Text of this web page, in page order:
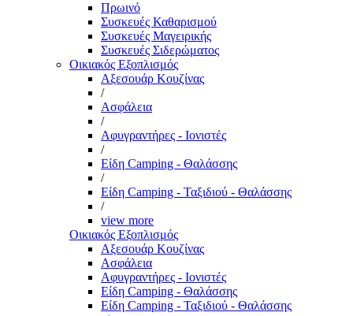
Πρωινό
Συσκευές Καθαρισμού
Συσκευές Μαγειρικής
Συσκευές Σιδερώματος
Οικιακός Εξοπλισμός
Αξεσουάρ Κουζίνας
/
Ασφάλεια
/
Αφυγραντήρες - Ιονιστές
/
Είδη Camping - Θαλάσσης
/
Είδη Camping - Ταξιδιού - Θαλάσσης
/
view more
Οικιακός Εξοπλισμός
Αξεσουάρ Κουζίνας
Ασφάλεια
Αφυγραντήρες - Ιονιστές
Είδη Camping - Θαλάσσης
Είδη Camping - Ταξιδιού - Θαλάσσης